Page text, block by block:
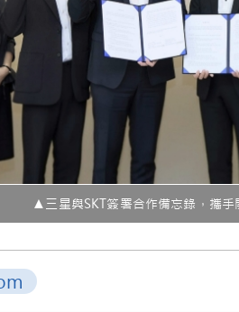
▲三星與SKT簽署合作備忘錄，攜